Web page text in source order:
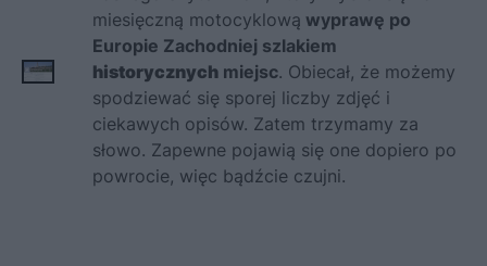
miesięczną motocyklową wyprawę po
Europie Zachodniej szlakiem
historycznych miejsc. Obiecał, że możemy
spodziewać się sporej liczby zdjęć i
ciekawych opisów. Zatem trzymamy za
słowo. Zapewne pojawią się one dopiero po
powrocie, więc bądźcie czujni.